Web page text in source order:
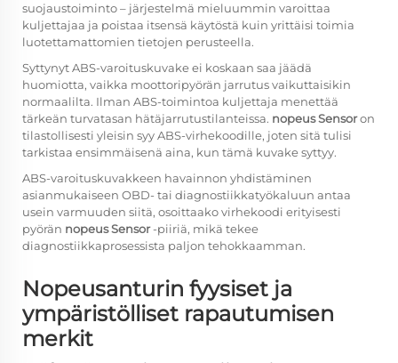
suojaustoiminto – järjestelmä mieluummin varoittaa
kuljettajaa ja poistaa itsensä käytöstä kuin yrittäisi toimia
luotettamattomien tietojen perusteella.
Syttynyt ABS-varoituskuvake ei koskaan saa jäädä
huomiotta, vaikka moottoripyörän jarrutus vaikuttaisikin
normaalilta. Ilman ABS-toimintoa kuljettaja menettää
tärkeän turvatasan hätäjarrutustilanteissa. nopeus Sensoron
tilastollisesti yleisin syy ABS-virhekoodille, joten sitä tulisi
tarkistaa ensimmäisenä aina, kun tämä kuvake syttyy.
ABS-varoituskuvakkeen havainnon yhdistäminen
asianmukaiseen OBD- tai diagnostiikkatyökaluun antaa
usein varmuuden siitä, osoittaako virhekoodi erityisesti
pyörän nopeus Sensor-piiriä, mikä tekee
diagnostiikkaprosessista paljon tehokkaamman.
Nopeusanturin fyysiset ja
ympäristölliset rapautumisen
merkit